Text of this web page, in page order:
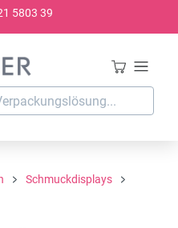
5803 39
Schmuckdisplays